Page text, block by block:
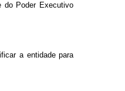
do Poder Executivo
a entidade para